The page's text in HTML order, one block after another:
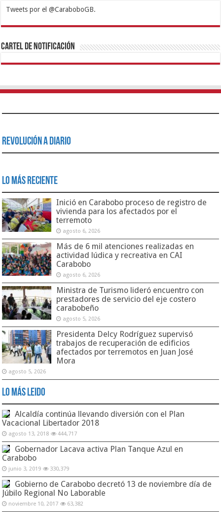
Tweets por el @CaraboboGB.
1xbetBetturkeyBetistKralbetSupertotobetTipobetMatadorbetMariobet
https://mvbcasino.com/
Cartel de Notificación
Revolución a Diario
Lo Más Reciente
Inició en Carabobo proceso de registro de
vivienda para los afectados por el
terremoto
agosto 6, 2026
Más de 6 mil atenciones realizadas en
actividad lúdica y recreativa en CAI
Carabobo
agosto 6, 2026
Ministra de Turismo lideró encuentro con
prestadores de servicio del eje costero
carabobeño
agosto 5, 2026
Presidenta Delcy Rodríguez supervisó
trabajos de recuperación de edificios
afectados por terremotos en Juan José
Mora
agosto 5, 2026
Lo Más Leido
Alcaldía continúa llevando diversión con el Plan
Vacacional Libertador 2018
agosto 13, 2018 444,717
Gobernador Lacava activa Plan Tanque Azul en
Carabobo
junio 3, 2019 330,379
Gobierno de Carabobo decretó 13 de noviembre día de
Júbilo Regional No Laborable
noviembre 10, 2017 63,382